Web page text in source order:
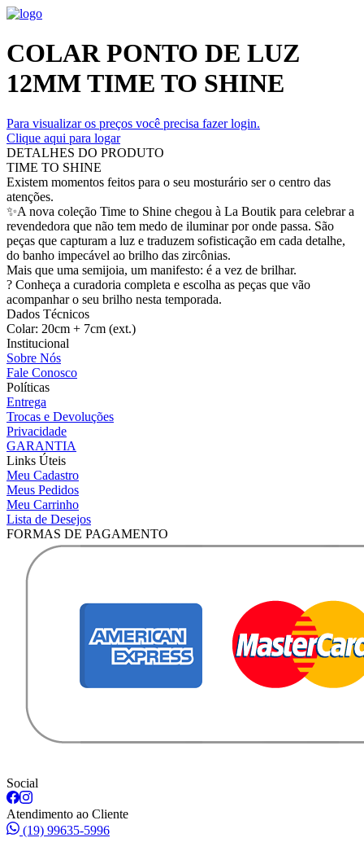
COLAR PONTO DE LUZ
12MM TIME TO SHINE
Para visualizar os preços você precisa fazer login.
Clique aqui para logar
DETALHES DO PRODUTO
TIME TO SHINE
Existem momentos feitos para o seu mosturário ser o centro das
atenções.
✨A nova coleção Time to Shine chegou à La Boutik para celebrar a
revendedora que não tem medo de iluminar por onde passa. São
peças que capturam a luz e traduzem sofisticação em cada detalhe,
do banho impecável ao brilho das zircônias.
Mais que uma semijoia, um manifesto: é a vez de brilhar.
? Conheça a curadoria completa e escolha as peças que vão
acompanhar o seu brilho nesta temporada.
Dados Técnicos
Colar: 20cm + 7cm (ext.)
Institucional
Sobre Nós
Fale Conosco
Políticas
Entrega
Trocas e Devoluções
Privacidade
GARANTIA
Links Úteis
Meu Cadastro
Meus Pedidos
Meu Carrinho
Lista de Desejos
FORMAS DE PAGAMENTO
Social
Atendimento ao Cliente
(19) 99635-5996